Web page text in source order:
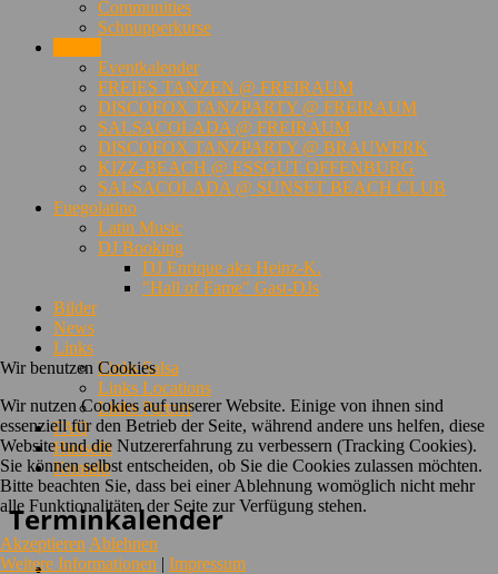
Communities
Schnupperkurse
Eventkalender
FREIES TANZEN @ FREIRAUM
DISCOFOX TANZPARTY @ FREIRAUM
SALSACOLADA @ FREIRAUM
DISCOFOX TANZPARTY @ BRAUWERK
KIZZ-BEACH @ ESSGUT OFFENBURG
SALSACOLADA @ SUNSET BEACH CLUB
Fuegolatino
Latin Music
DJ Booking
DJ Enrique aka Heinz-K.
"Hall of Fame" Gast-DJs
Bilder
News
Links
Links Salsa
Links Locations
Links Partner
FAQ
Hansefit
Kontakt
Terminkalender
Wir benutzen Cookies
Wir nutzen Cookies auf unserer Website. Einige von ihnen sind
essenziell für den Betrieb der Seite, während andere uns helfen, diese
Website und die Nutzererfahrung zu verbessern (Tracking Cookies).
Sie können selbst entscheiden, ob Sie die Cookies zulassen möchten.
Bitte beachten Sie, dass bei einer Ablehnung womöglich nicht mehr
alle Funktionalitäten der Seite zur Verfügung stehen.
Akzeptieren Ablehnen
Weitere Informationen | Impressum